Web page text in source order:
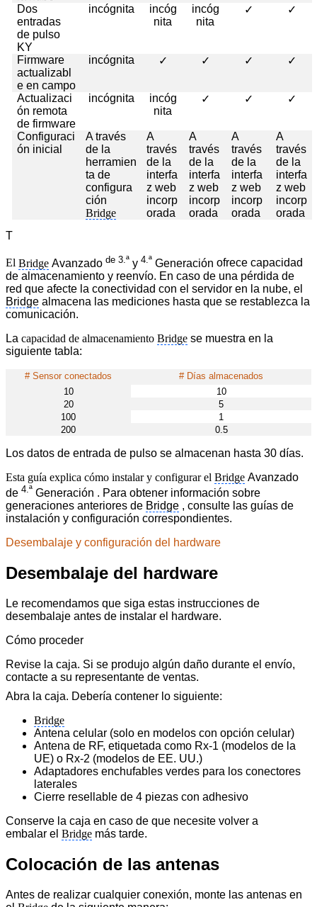
Dos
entradas
de pulso
KY
incógnita
incóg
nita
incóg
nita
✓ ✓
Firmware
actualizabl
e en campo
incógnita ✓ ✓ ✓ ✓
Actualizaci
ón remota
de firmware
incógnita
incóg
nita
✓ ✓ ✓
Configuraci
ón inicial
A través
de la
herramien
ta de
configura
ción
Bridge
A
través
de la
interfa
z web
incorp
orada
A
través
de la
interfa
z web
incorp
orada
A
través
de la
interfa
z web
incorp
orada
A
través
de la
interfa
z web
incorp
orada
T
El Bridge Avanzado de 3.ª y 4.ª Generación ofrece capacidad
de almacenamiento y reenvío. En caso de una pérdida de
red que afecte la conectividad con el servidor en la nube, el
Bridge almacena las mediciones hasta que se restablezca la
comunicación.
La capacidad de almacenamiento Bridge se muestra en la
siguiente tabla:
# Sensor conectados
# Días almacenados
10
10
20
5
100
1
200
0.5
Los datos de entrada de pulso se almacenan hasta 30 días.
Esta guía explica cómo instalar y configurar el Bridge Avanzado
de 4.ª Generación . Para obtener información sobre
generaciones anteriores de Bridge , consulte las guías de
instalación y configuración correspondientes.
Desembalaje y configuración del hardware
Desembalaje del hardware
Le recomendamos que siga estas instrucciones de
desembalaje antes de instalar el hardware.
Cómo proceder
Revise la caja. Si se produjo algún daño durante el envío,
contacte a su representante de ventas.
Abra la caja. Debería contener lo siguiente:
Bridge
Antena celular (solo en modelos con opción celular)
Antena de RF, etiquetada como Rx-1 (modelos de la
UE) o Rx-2 (modelos de EE. UU.)
Adaptadores enchufables verdes para los conectores
laterales
Cierre resellable de 4 piezas con adhesivo
Conserve la caja en caso de que necesite volver a
embalar el Bridge más tarde.
Colocación de las antenas
Antes de realizar cualquier conexión, monte las antenas en